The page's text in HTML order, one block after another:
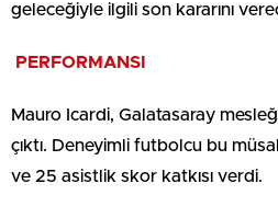
geleceğiyle ilgili son kararını
PERFORMANSI
Mauro Icardi, Galatasaray
çıktı. Deneyimli futbolcu bu
ve 25 asistlik skor katkısı verdi.